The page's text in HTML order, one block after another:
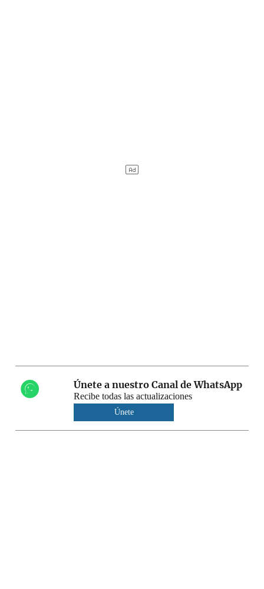
Únete a nuestro Canal de WhatsApp
Recibe todas las actualizaciones
Únete